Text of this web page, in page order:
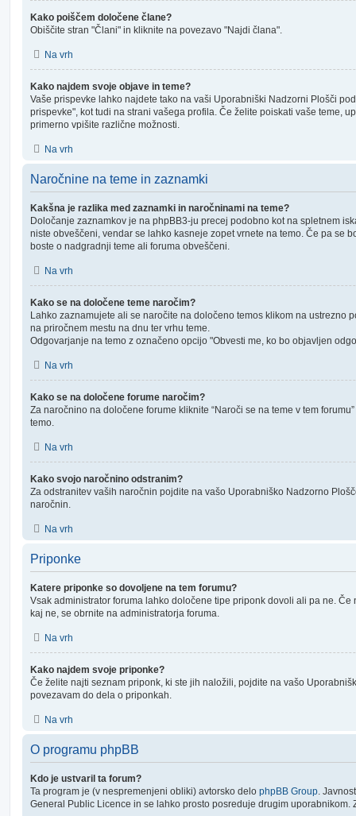
Kako poiščem določene člane?
Obiščite stran "Člani" in kliknite na povezavo "Najdi člana".
Na vrh
Kako najdem svoje objave in teme?
Vaše prispevke lahko najdete tako na vaši Uporabniški Nadzorni Plošči
prispevke", kot tudi na strani vašega profila. Če želite poiskati vaše teme,
primerno vpišite različne možnosti.
Na vrh
Naročnine na teme in zaznamki
Kakšna je razlika med zaznamki in naročninami na teme?
Določanje zaznamkov je na phpBB3-ju precej podobno kot na spletnem
niste obveščeni, vendar se lahko kasneje zopet vrnete na temo. Če pa se
boste o nadgradnji teme ali foruma obveščeni.
Na vrh
Kako se na določene teme naročim?
Lahko zaznamujete ali se naročite na določeno temos klikom na ustrezno
na priročnem mestu na dnu ter vrhu teme.
Odgovarjanje na temo z označeno opcijo "Obvesti me, ko bo objavljen
Na vrh
Kako se na določene forume naročim?
Za naročnino na določene forume kliknite “Naroči se na teme v tem
temo.
Na vrh
Kako svojo naročnino odstranim?
Za odstranitev vaših naročnin pojdite na vašo Uporabniško Nadzorno
naročnin.
Na vrh
Priponke
Katere priponke so dovoljene na tem forumu?
Vsak administrator foruma lahko določene tipe priponk dovoli ali pa ne.
kaj ne, se obrnite na administratorja foruma.
Na vrh
Kako najdem svoje priponke?
Če želite najti seznam priponk, ki ste jih naložili, pojdite na vašo
povezavam do dela o priponkah.
Na vrh
O programu phpBB
Kdo je ustvaril ta forum?
Ta program je (v nespremenjeni obliki) avtorsko delo phpBB Group .
General Public Licence in se lahko prosto posreduje drugim uporabnikom.